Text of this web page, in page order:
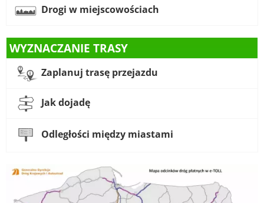
Drogi w miejscowościach
WYZNACZANIE TRASY
Zaplanuj trasę przejazdu
Jak dojadę
Odległości między miastami